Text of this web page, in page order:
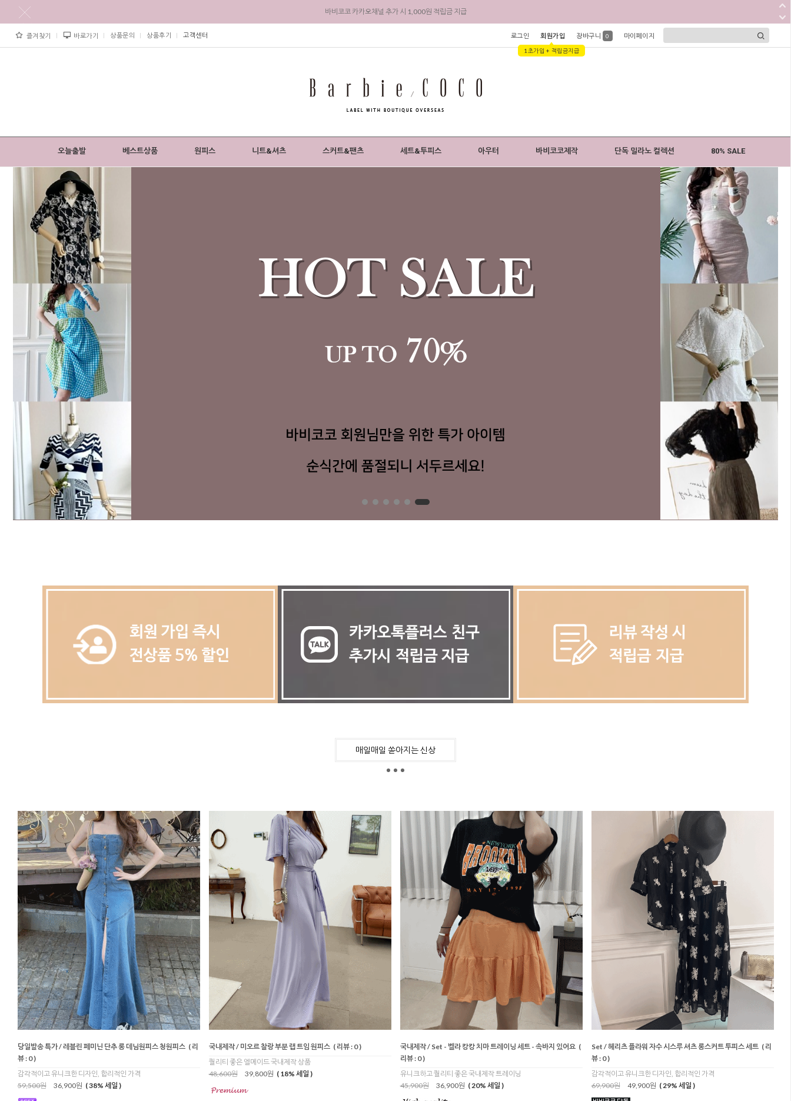
리뷰 작성 시 최대 3,000원 적립금 지급
즐겨찾기 바로가기 상품문의 상품후기 고객센터 로그인 회원가입
1초가입 + 적립금지급
장바구니 0 마이페이지
오늘출발 베스트상품 원피스 니트&셔츠 스커트&팬츠 세트&투피스 아우터 바비코코제작 단독 밀라노 컬렉션 80% SALE
매일매일 쏟아지는 신상
당일발송 특가 / 레블린 페미닌 단추 롱 데님원피스 청원피스 ( 리
뷰 : 0 )
감각적이고 유니크한 디자인, 합리적인 가격
59,500원
36,900원 ( 38% 세일 )
국내제작 / 미오르 찰랑 부분 랩 트임 원피스 ( 리뷰 : 0 )
퀄리티 좋은 엘메이드 국내제작 상품
48,600원
39,800원 ( 18% 세일 )
국내제작 / Set - 벨라 캉캉 치마 트레이닝 세트 - 속바지 있어요 (
리뷰 : 0 )
유니크하고 퀄리티 좋은 국내제작 트레이닝
45,900원
36,900원 ( 20% 세일 )
Set / 헤리츠 플라워 자수 시스루 셔츠 롱스커트 투피스 세트 ( 리
뷰 : 0 )
감각적이고 유니크한 디자인, 합리적인 가격
69,900원
49,900원 ( 29% 세일 )